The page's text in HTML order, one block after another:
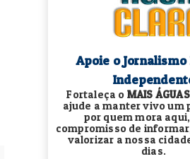
Apoie o Jornalismo
Fortaleça o MAIS
ajude a manter vivo um
por quem mora
compromisso de
valorizar a nossa
dias.